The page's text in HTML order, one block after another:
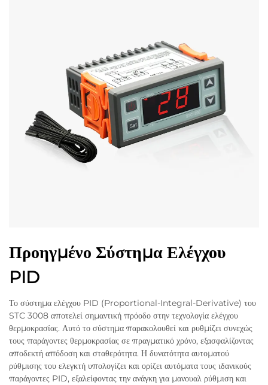
Προηγμένο Σύστημα Ελέγχου
PID
Το σύστημα ελέγχου PID (Proportional-Integral-Derivative) του
STC 3008 αποτελεί σημαντική πρόοδο στην τεχνολογία ελέγχου
θερμοκρασίας. Αυτό το σύστημα παρακολουθεί και ρυθμίζει συνεχώς
τους παράγοντες θερμοκρασίας σε πραγματικό χρόνο, εξασφαλίζοντας
αποδεκτή απόδοση και σταθερότητα. Η δυνατότητα αυτοματού
ρύθμισης του ελεγκτή υπολογίζει και ορίζει αυτόματα τους ιδανικούς
παράγοντες PID, εξαλείφοντας την ανάγκη για μανουαλ ρύθμιση και